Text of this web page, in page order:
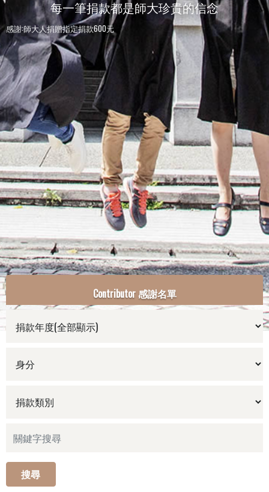
每一筆捐款都是師大珍貴的信念
感謝:師大人捐贈指定捐款600元
Contributor 感謝名單
搜尋